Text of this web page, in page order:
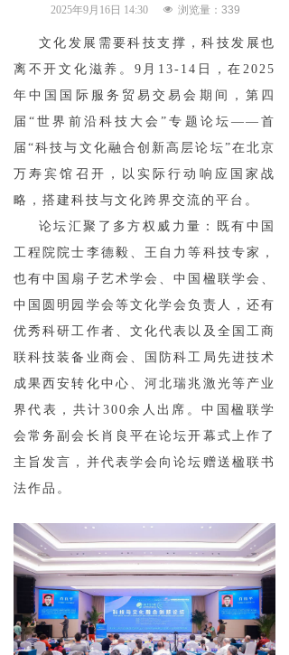
文化发展需要科技支撑，科技发展也
离不开文化滋养。9月13-14日，在2025
年中国国际服务贸易交易会期间，第四
届“世界前沿科技大会”专题论坛——首
届“科技与文化融合创新高层论坛”在北京
万寿宾馆召开，以实际行动响应国家战
略，搭建科技与文化跨界交流的平台。
论坛汇聚了多方权威力量：既有中国
工程院院士李德毅、王自力等科技专家，
也有中国扇子艺术学会、中国楹联学会、
中国圆明园学会等文化学会负责人，还有
优秀科研工作者、文化代表以及全国工商
联科技装备业商会、国防科工局先进技术
成果西安转化中心、河北瑞兆激光等产业
界代表，共计300余人出席。中国楹联学
会常务副会长肖良平在论坛开幕式上作了
主旨发言，并代表学会向论坛赠送楹联书
法作品。
2025年9月16日 14:30 넶 浏览量： 339